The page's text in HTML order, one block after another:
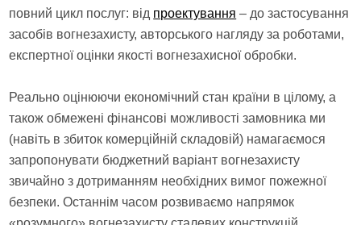
повний цикл послуг: від проектування – до застосування
засобів вогнезахисту, авторського нагляду за роботами,
експертної оцінки якості вогнезахисної обробки.
Реально оцінюючи економічний стан країни в цілому, а
також обмежені фінансові можливості замовника ми
(навіть в збиток комерційній складовій) намагаємося
запропонувати бюджетний варіант вогнезахисту
звичайно з дотриманням необхідних вимог пожежної
безпеки. Останнім часом розвиваємо напрямок